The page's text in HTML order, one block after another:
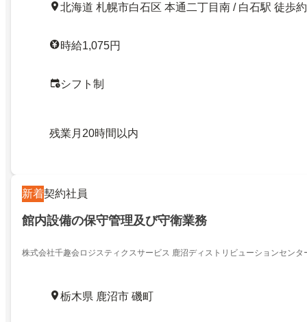
北海道 札幌市白石区 本通二丁目南 / 白石駅 徒歩
時給1,075円
シフト制
残業月20時間以内
新着契約社員
館内設備の保守管理及び守衛業務
株式会社千趣会ロジスティクスサービス 鹿沼ディストリビューションセンタ
栃木県 鹿沼市 磯町